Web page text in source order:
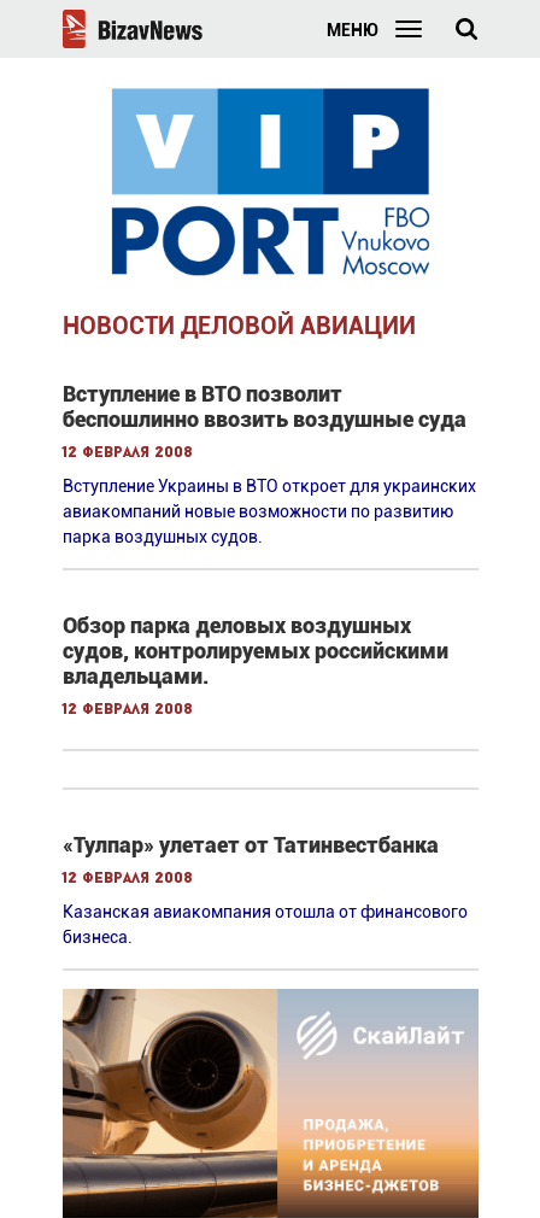
МЕНЮ
НОВОСТИ ДЕЛОВОЙ АВИАЦИИ
Вступление в ВТО позволит
беспошлинно ввозить воздушные суда
12 февраля 2008
Вступление Украины в ВТО откроет для украинских
авиакомпаний новые возможности по развитию
парка воздушных судов.
Обзор парка деловых воздушных
судов, контролируемых российскими
владельцами.
12 февраля 2008
«Тулпар» улетает от Татинвестбанка
12 февраля 2008
Казанская авиакомпания отошла от финансового
бизнеса.